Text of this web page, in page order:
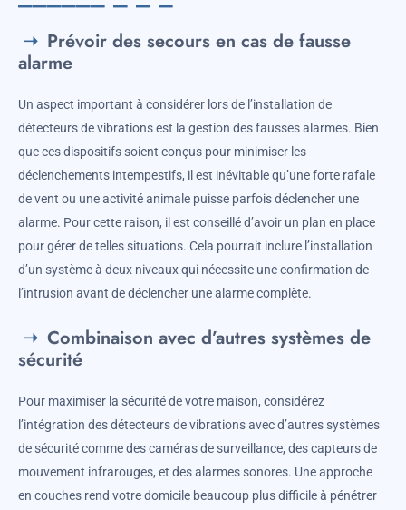
Prévoir des secours en cas de fausse
alarme
Un aspect important à considérer lors de l’installation de
détecteurs de vibrations est la gestion des fausses alarmes. Bien
que ces dispositifs soient conçus pour minimiser les
déclenchements intempestifs, il est inévitable qu’une forte rafale
de vent ou une activité animale puisse parfois déclencher une
alarme. Pour cette raison, il est conseillé d’avoir un plan en place
pour gérer de telles situations. Cela pourrait inclure l’installation
d’un système à deux niveaux qui nécessite une confirmation de
l’intrusion avant de déclencher une alarme complète.
Combinaison avec d’autres systèmes de
sécurité
Pour maximiser la sécurité de votre maison, considérez
l’intégration des détecteurs de vibrations avec d’autres systèmes
de sécurité comme des caméras de surveillance, des capteurs de
mouvement infrarouges, et des alarmes sonores. Une approche
en couches rend votre domicile beaucoup plus difficile à pénétrer